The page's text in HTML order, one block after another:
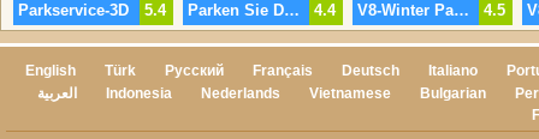
5.4
Parkservice-3D 4.4
Parken Sie Das Auto 4.5
V8-Winter Parken 2
English Türk Русский Français Deutsch Italiano
العربية
Indonesia Nederlands Vietnamese Bulgarian